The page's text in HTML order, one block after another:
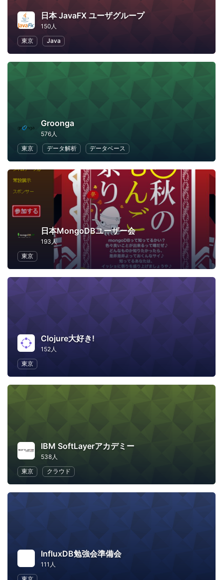
日本 JavaFX ユーザグループ
150人
東京
Java
Groonga
576人
東京
データ解析 データベース
日本MongoDBユーザー会
193人
東京
Clojure大好き!
152人
東京
IBM SoftLayerアカデミー
538人
東京
クラウド
InfluxDB勉強会準備会
111人